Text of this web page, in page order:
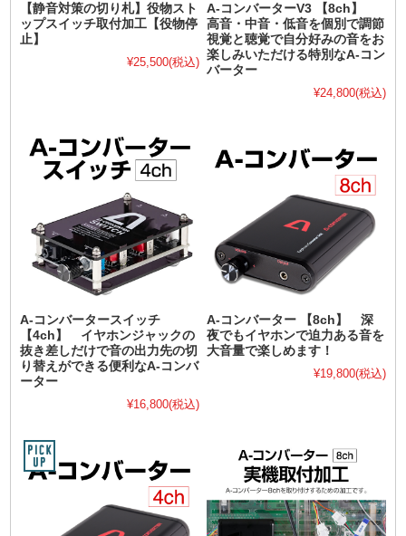
【静音対策の切り札】役物スト
ップスイッチ取付加工【役物停
止】
¥25,500(税込)
A-コンバーターV3 【8ch】
高音・中音・低音を個別で調節
視覚と聴覚で自分好みの音をお
楽しみいただける特別なA-コン
バーター
¥24,800(税込)
A-コンバータースイッチ
【4ch】 イヤホンジャックの
抜き差しだけで音の出力先の切
り替えができる便利なA-コンバ
ーター
¥16,800(税込)
A-コンバーター 【8ch】 深
夜でもイヤホンで迫力ある音を
大音量で楽しめます！
¥19,800(税込)